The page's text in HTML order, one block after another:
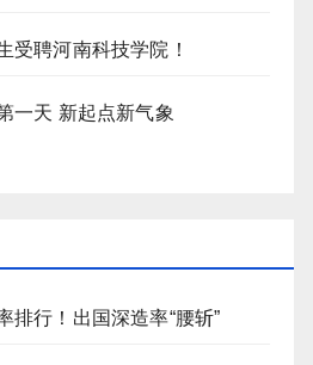
受聘河南科技学院！
一天 新起点新气象
排行！出国深造率“腰斩”